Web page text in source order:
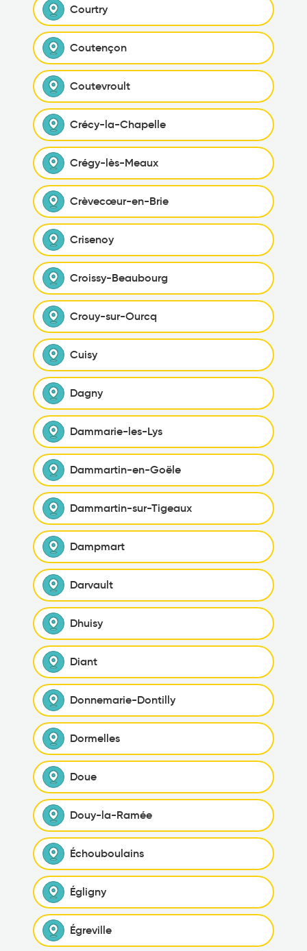
Courtry
Coutençon
Coutevroult
Crécy-la-Chapelle
Crégy-lès-Meaux
Crèvecœur-en-Brie
Crisenoy
Croissy-Beaubourg
Crouy-sur-Ourcq
Cuisy
Dagny
Dammarie-les-Lys
Dammartin-en-Goële
Dammartin-sur-Tigeaux
Dampmart
Darvault
Dhuisy
Diant
Donnemarie-Dontilly
Dormelles
Doue
Douy-la-Ramée
Échouboulains
Égligny
Égreville